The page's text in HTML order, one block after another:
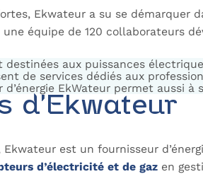
Ekwateur a su se
équipe de 120 collaborateurs
aux puissances
de services dédiés aux
EkWateur permet aussi
d’Ekwateur
est un fournisseur
d’électricité et de gaz en